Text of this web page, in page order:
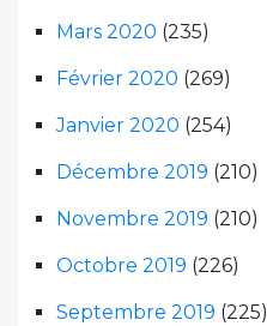
Mars 2020 (235)
Février 2020 (269)
Janvier 2020 (254)
Décembre 2019 (210)
Novembre 2019 (210)
Octobre 2019 (226)
Septembre 2019 (225)